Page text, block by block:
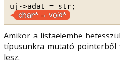
char* → void*
Amikor a listaelembe
típusunkra mutató pointerből
lesz.